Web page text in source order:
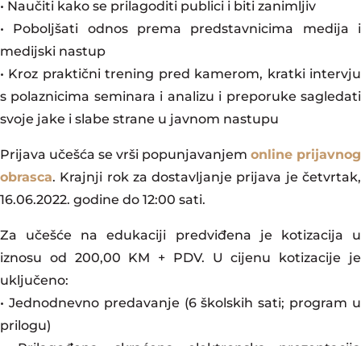
• Naučiti kako se prilagoditi publici i biti zanimljiv
• Poboljšati odnos prema predstavnicima medija i
medijski nastup
• Kroz praktični trening pred kamerom, kratki intervju
s polaznicima seminara i analizu i preporuke sagledati
svoje jake i slabe strane u javnom nastupu
Prijava učešća se vrši popunjavanjem online prijavnog
obrasca. Krajnji rok za dostavljanje prijava je četvrtak,
16.06.2022. godine do 12:00 sati.
Za učešće na edukaciji predviđena je kotizacija u
iznosu od 200,00 KM + PDV. U cijenu kotizacije je
uključeno:
• Jednodnevno predavanje (6 školskih sati; program u
prilogu)